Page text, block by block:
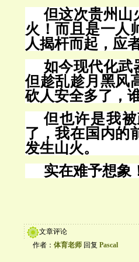
但这次贵州山
火！而且是一人
人揭杆而起，应
如今现代化武
但趁乱趁月黑风
砍人安全多了，
但也许是我
了，我在国内的
发生山火。
实在难予想象
文章评论
作者： 体育老师 回复 Pascal